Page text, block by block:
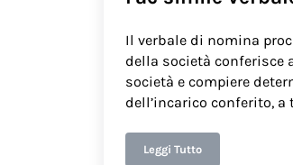
Il verbale di nomina
della società conferisce
società e compiere
dell’incarico conferito,
Leggi TuttoFac simile verbale